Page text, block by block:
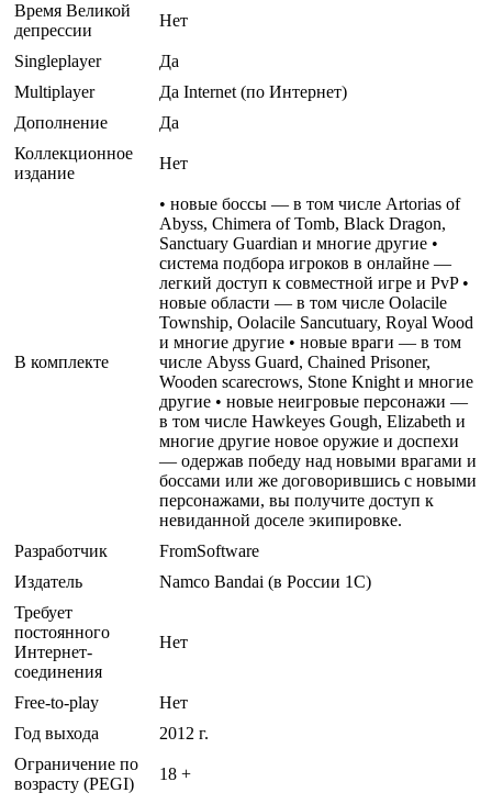
Время Великой
депрессии
Нет
Singleplayer
Да
Multiplayer
Да Internet (по Интернет)
Дополнение
Да
Коллекционное
издание
Нет
В комплекте
• новые боссы — в том числе Artorias of
Abyss, Chimera of Tomb, Black Dragon,
Sanctuary Guardian и многие другие •
система подбора игроков в онлайне —
легкий доступ к совместной игре и PvP •
новые области — в том числе Oolacile
Township, Oolacile Sancutuary, Royal Wood
и многие другие • новые враги — в том
числе Abyss Guard, Chained Prisoner,
Wooden scarecrows, Stone Knight и многие
другие • новые неигровые персонажи —
в том числе Hawkeyes Gough, Elizabeth и
многие другие новое оружие и доспехи
— одержав победу над новыми врагами и
боссами или же договорившись с новыми
персонажами, вы получите доступ к
невиданной доселе экипировке.
Разработчик
FromSoftware
Издатель
Namco Bandai (в России 1C)
Требует
постоянного
Интернет-
соединения
Нет
Free-to-play
Нет
Год выхода
2012 г.
Ограничение по
возрасту (PEGI)
18 +